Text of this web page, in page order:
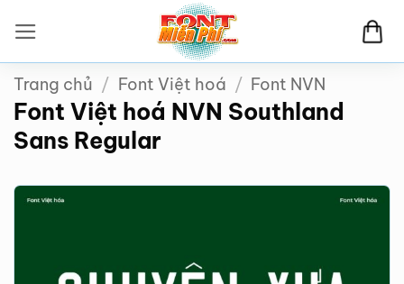
qua
nội
dung
Trang chủ / Font Việt hoá / Font NVN
Font Việt hoá NVN Southland
Sans Regular